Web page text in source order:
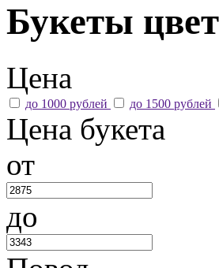
Букеты
Цена
до 1000 рублей до 1500 рублей
Цена букета
от
до